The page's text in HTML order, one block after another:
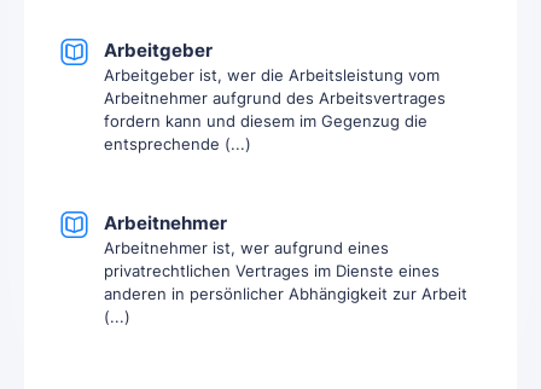
Arbeitgeber
Arbeitgeber ist, wer die Arbeitsleistung vom
Arbeitnehmer aufgrund des Arbeitsvertrages
fordern kann und diesem im Gegenzug die
entsprechende (...)
Arbeitnehmer
Arbeitnehmer ist, wer aufgrund eines
privatrechtlichen Vertrages im Dienste eines
anderen in persönlicher Abhängigkeit zur Arbeit
(...)